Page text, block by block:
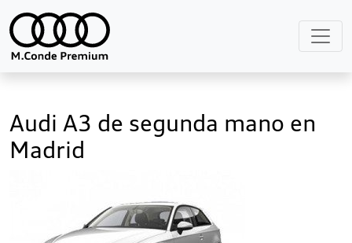
Audi A3 de segunda mano en
Madrid